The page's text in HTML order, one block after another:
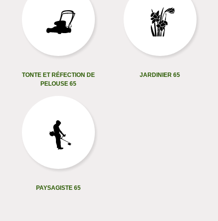
TONTE ET RÉFECTION DE
PELOUSE 65
JARDINIER 65
PAYSAGISTE 65